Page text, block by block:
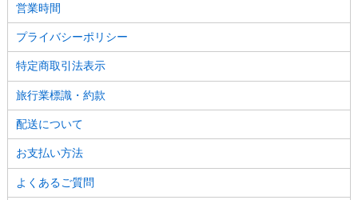
営業時間
プライバシーポリシー
特定商取引法表示
旅行業標識・約款
配送について
お支払い方法
よくあるご質問